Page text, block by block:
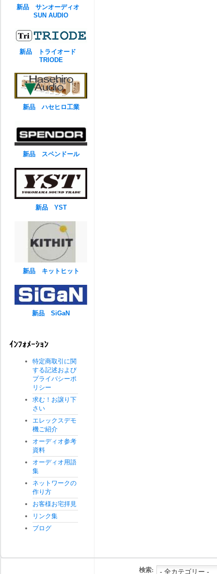
新品 サンオーディオ
SUN AUDIO
新品 トライオード
TRIODE
新品 ハセヒロ工業
新品 スペンドール
新品 YST
新品 キットヒット
新品 SiGaN
ｲﾝﾌｫﾒｰｼｮﾝ
特定商取引に関
する記述および
プライバシーポ
リシー
求む！お譲り下
さい
エレックスデモ
機ご紹介
オーディオ参考
資料
オーディオ用語
集
ネットワークの
作り方
お客様お宅拝見
リンク集
ブログ
検索: